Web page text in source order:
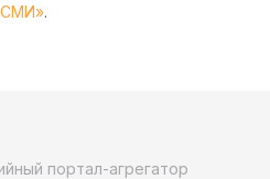
СМИ».
портал-агрегатор